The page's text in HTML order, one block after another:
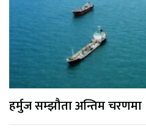
हर्मुज सम्झौता अन्तिम चरणमा